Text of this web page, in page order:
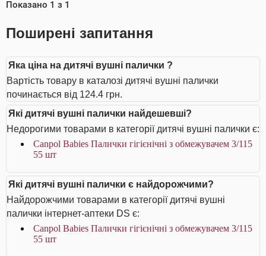
Показано 1 з 1
Поширені запитання
Яка ціна на дитячі вушні палички ?
Вартість товару в каталозі дитячі вушні палички
починається від 124.4 грн.
Які дитячі вушні палички найдешевші?
Недорогими товарами в категорії дитячі вушні палички є:
Canpol Babies Палички гігієнічні з обмежувачем 3/115
55 шт
Які дитячі вушні палички є найдорожчими?
Найдорожчими товарами в категорії дитячі вушні
палички інтернет-аптеки DS є:
Canpol Babies Палички гігієнічні з обмежувачем 3/115
55 шт